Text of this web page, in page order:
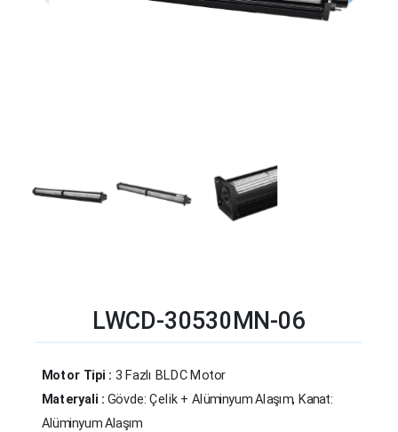
LWCD-30530MN-06
Motor Tipi : 3 Fazlı BLDC Motor
Materyali :Gövde: Çelik + Alüminyum Alaşım, Kanat:
Alüminyum Alaşım